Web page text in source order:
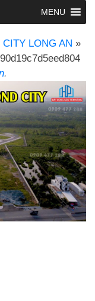
MENU
LONG AN »
.